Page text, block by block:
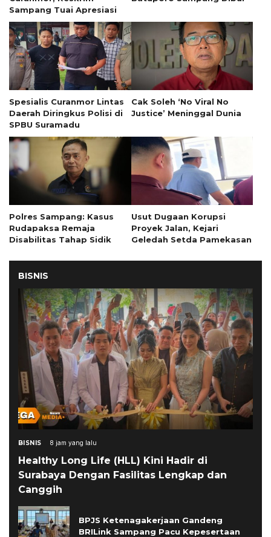
Sampang Tuai Apresiasi
Spesialis Curanmor Lintas
Daerah Diringkus Polisi di
SPBU Suramadu
Cak Soleh ‘No Viral No
Justice’ Meninggal Dunia
Polres Sampang: Kasus
Rudapaksa Remaja
Disabilitas Tahap Sidik
Usut Dugaan Korupsi
Proyek Jalan, Kejari
Geledah Setda Pamekasan
BISNIS
BISNIS 8 jam yang lalu
Healthy Long Life (HLL) Kini Hadir di
Surabaya Dengan Fasilitas Lengkap dan
Canggih
BPJS Ketenagakerjaan Gandeng
BRILink Sampang Pacu Kepesertaan